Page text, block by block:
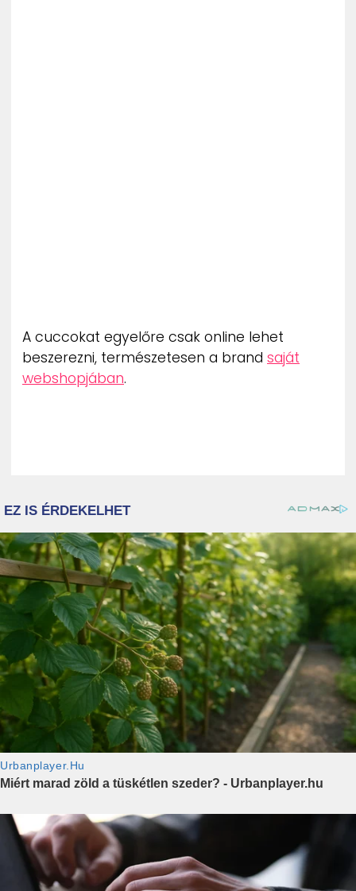
A cuccokat egyelőre csak online lehet
beszerezni, természetesen a brand saját
webshopjában.